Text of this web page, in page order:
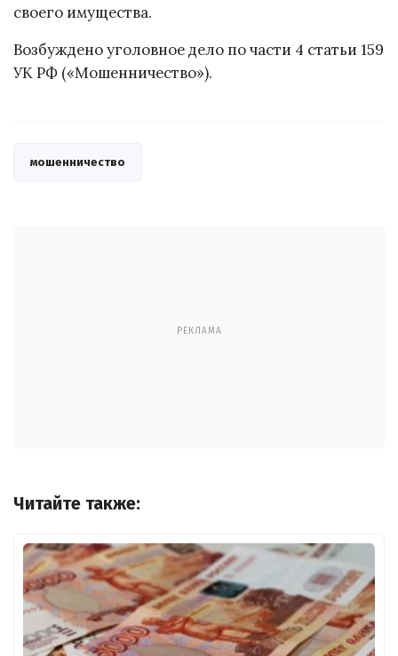
своего имущества.
Возбуждено уголовное дело по части 4 статьи 159
УК РФ («Мошенничество»).
мошенничество
РЕКЛАМА
Читайте также: